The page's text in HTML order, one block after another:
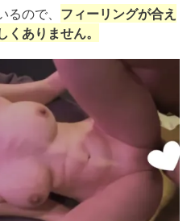
ので、 フィーリングが合え
ありません。